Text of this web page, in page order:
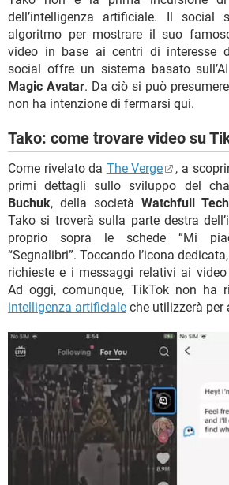
dell’intelligenza artificiale. Il
algoritmo per mostrare il suo
video in base ai centri di interesse
social offre un sistema basato
Magic Avatar. Da ciò si può
non ha intenzione di fermarsi qui.
Tako: come trovare video su
Come rivelato da The Verge
, a
primi dettagli sullo sviluppo del
Buchuk, della società Watchfull
Tako si troverà sulla parte destra
proprio sopra le schede “Mi
“Segnalibri”. Toccando l’icona
richieste e i messaggi relativi ai
Ad oggi, comunque, TikTok non ha
intelligenza artificiale che utilizzerà per